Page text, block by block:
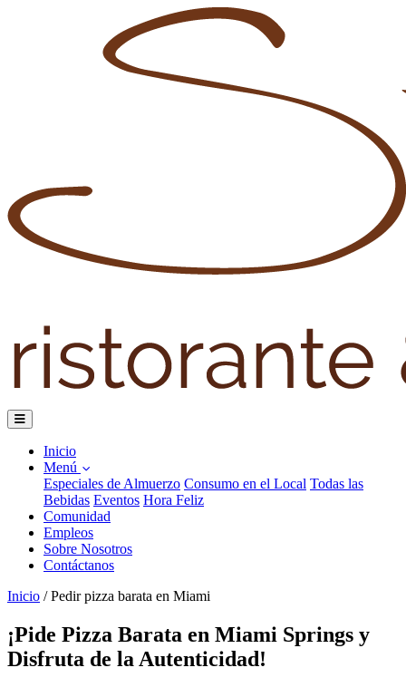
Inicio
Menú
Especiales de Almuerzo Consumo en el Local Todas las
Bebidas Eventos Hora Feliz
Comunidad
Empleos
Sobre Nosotros
Contáctanos
Inicio / Pedir pizza barata en Miami
¡Pide Pizza Barata en Miami Springs y
Disfruta de la Autenticidad!